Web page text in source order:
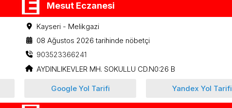
Mesut Eczanesi
Kayseri - Melikgazi
08 Ağustos 2026 tarihinde nöbetçi
903523366241
AYDINLIKEVLER MH. SOKULLU CD.N0:26 B
Google Yol Tarifi Yandex Yol Tarifi